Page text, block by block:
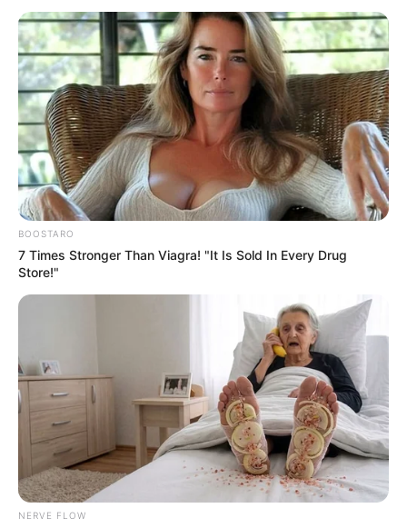
BOOSTARO
7 Times Stronger Than Viagra! "It Is Sold In Every Drug
Store!"
NERVE FLOW